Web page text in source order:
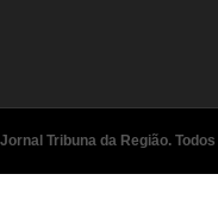
Jornal Tribuna da Região.